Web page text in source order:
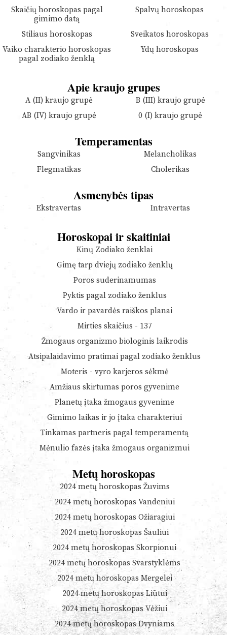
Skaičių horoskopas pagal
gimimo datą
Spalvų horoskopas
Stiliaus horoskopas
Sveikatos horoskopas
Vaiko charakterio horoskopas
pagal zodiako ženklą
Ydų horoskopas
Apie kraujo grupes
A (II) kraujo grupė
B (III) kraujo grupė
AB (IV) kraujo grupė
0 (I) kraujo grupė
Temperamentas
Sangvinikas
Melancholikas
Flegmatikas
Cholerikas
Asmenybės tipas
Ekstravertas Intravertas
Horoskopai ir skaitiniai
Kinų Zodiako ženklai
Gimę tarp dviejų zodiako ženklų
Poros suderinamumas
Pyktis pagal zodiako ženklus
Vardo ir pavardės raiškos planai
Mirties skaičius - 137
Žmogaus organizmo biologinis laikrodis
Atsipalaidavimo pratimai pagal zodiako ženklus
Moteris - vyro karjeros sėkmė
Amžiaus skirtumas poros gyvenime
Planetų įtaka žmogaus gyvenime
Gimimo laikas ir jo įtaka charakteriui
Tinkamas partneris pagal temperamentą
Mėnulio fazės įtaka žmogaus organizmui
Metų horoskopas
2024 metų horoskopas Žuvims
2024 metų horoskopas Vandeniui
2024 metų horoskopas Ožiaragiui
2024 metų horoskopas Šauliui
2024 metų horoskopas Skorpionui
2024 metų horoskopas Svarstyklėms
2024 metų horoskopas Mergelei
2024 metų horoskopas Liūtui
2024 metų horoskopas Vėžiui
2024 metų horoskopas Dvyniams